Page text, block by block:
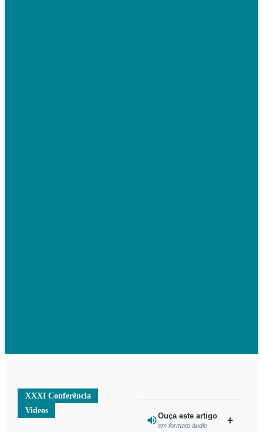
XXXI Conferência
Videos
Ouça este artigo
em formato áudio